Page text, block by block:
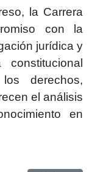
la Carrera
con la
jurídica y
derechos,
el análisis
en